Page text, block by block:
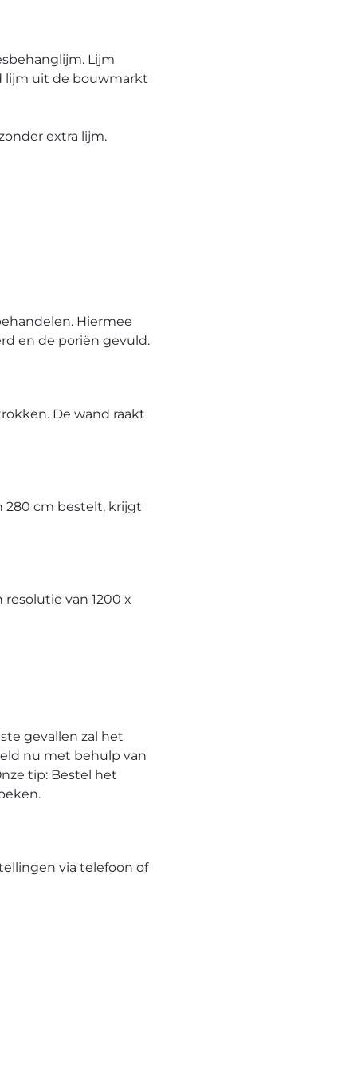
Lijm
lijm uit de bouwmarkt
extra lijm.
Hiermee
en de poriën gevuld.
De wand raakt
280 cm bestelt, krijgt
van 1200 x
gevallen zal het
nu met behulp van
tip: Bestel het
via telefoon of